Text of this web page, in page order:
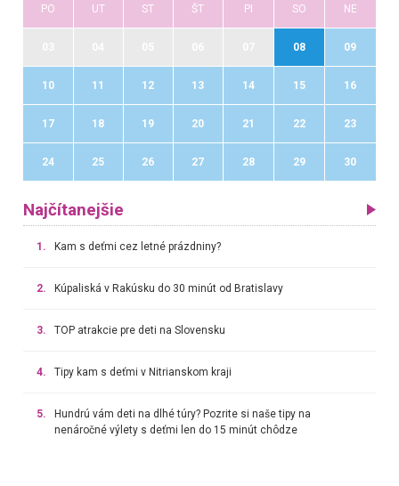
PO UT ST ŠT PI SO NE
08 09
10 11 12 13 14 15 16
17 18 19 20 21 22 23
24 25 26 27 28 29 30
Najčítanejšie
1. Kam s deťmi cez letné prázdniny?
2. Kúpaliská v Rakúsku do 30 minút od Bratislavy
3. TOP atrakcie pre deti na Slovensku
4. Tipy kam s deťmi v Nitrianskom kraji
5.
Hundrú vám deti na dlhé túry? Pozrite si naše tipy na
nenáročné výlety s deťmi len do 15 minút chôdze